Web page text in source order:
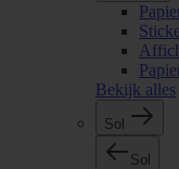
Bekijk alles
Sol
Sol